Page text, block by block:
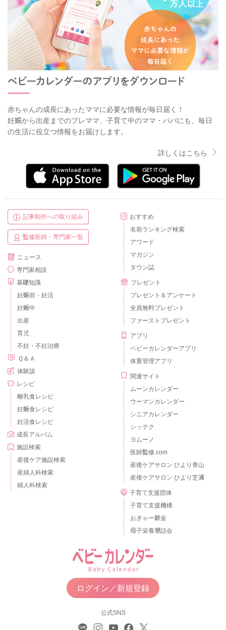
赤ちゃんの成長にあったママに必要な情報が毎日届く！
妊娠から出産までのプレママ、子育て中のママ・パパにも、毎日
の生活に役立つ情報をお届けします。
詳しくはこちら
記事制作への取り組み
監修医師・専門家一覧
ニュース
専門家相談
基礎知識
妊娠前・妊活
妊娠中
出産
育児
不妊・不妊治療
Ｑ＆Ａ
体験談
レシピ
離乳食レシピ
妊娠食レシピ
妊活食レシピ
成長アルバム
施設検索
産後ケア施設検索
産婦人科検索
婦人科検索
おすすめ
名前ランキング検索
アワード
マガジン
タウン誌
プレゼント
プレゼント＆アンケート
全員無料プレゼント
ファーストプレゼント
アプリ
ベビーカレンダーアプリ
体重管理アプリ
関連サイト
ムーンカレンダー
ウーマンカレンダー
シニアカレンダー
シッテク
ヨムーノ
医師監修.com
産後ケアサロン ひより青山
産後ケアサロン ひより芝浦
子育て支援団体
子育て支援機構
おぎゃー献金
母子栄養懇話会
ログイン／新規登録
公式SNS